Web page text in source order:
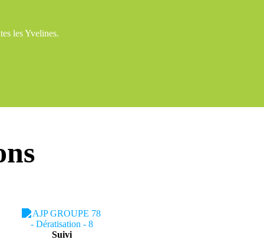
les Yvelines.
Suivi